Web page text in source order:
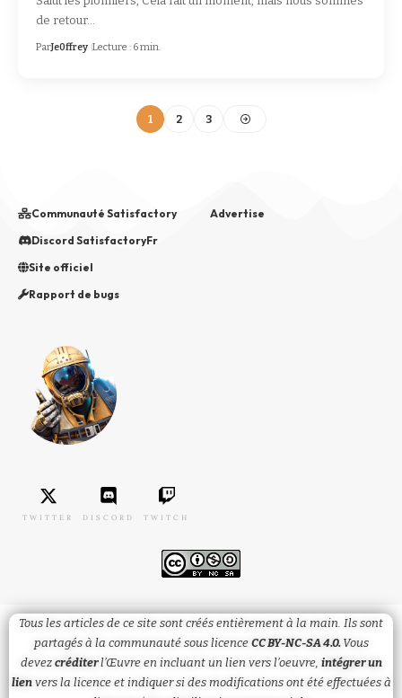
de retour…
ParJe0ffrey Lecture : 6 min.
1 2 3
Communauté Satisfactory
Discord SatisfactoryFr
Site officiel
Rapport de bugs
Advertise
TWITTER DISCORD TWITCH
Tous les articles de ce site sont créés entièrement à la main. Ils sont
partagés à la communauté sous licence CC BY-NC-SA 4.0. Vous
devez créditerl’Œuvre en incluant un lien vers l’oeuvre, intégrer un
lienvers la licence et indiquersi des modifications ont été effectuées à